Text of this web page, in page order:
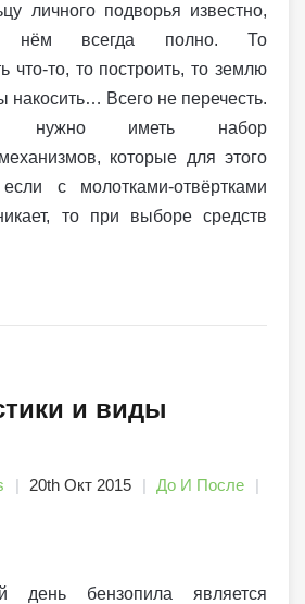
личного подворья известно,
всегда полно. То
что-то, то построить, то землю
накосить… Всего не перечесть.
нужно иметь набор
которые для этого
с молотками-отвёртками
то при выборе средств
и виды
20th Окт 2015
До И После
день бензопила является